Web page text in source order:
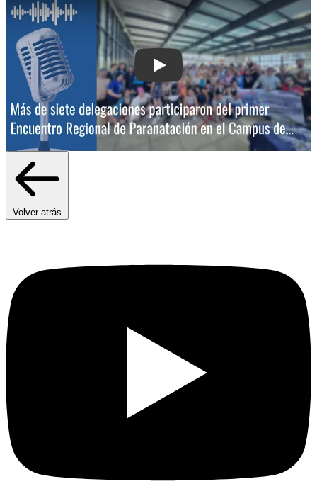
Play: Más de siete delegaciones
Volver atrás